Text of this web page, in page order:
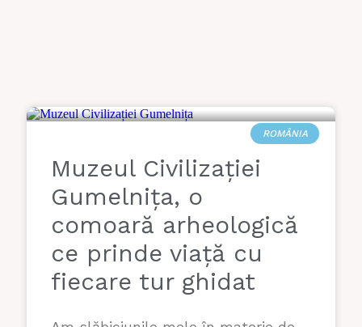
ROMÂNIA
Muzeul Civilizației
Gumelnița, o
comoară arheologică
ce prinde viață cu
fiecare tur ghidat